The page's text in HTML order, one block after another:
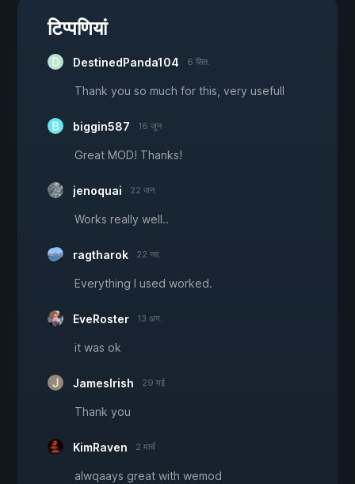
टिप्पणियां
DestinedPanda104 6 सित.
Thank you so much for this, very usefull
biggin587 16 जून
Great MOD! Thanks!
jenoquai 22 जन.
Works really well..
ragtharok 22 नव.
Everything I used worked.
EveRoster 13 अग.
it was ok
JamesIrish 29 मई
Thank you
KimRaven 2 मार्च
alwqaays great with wemod